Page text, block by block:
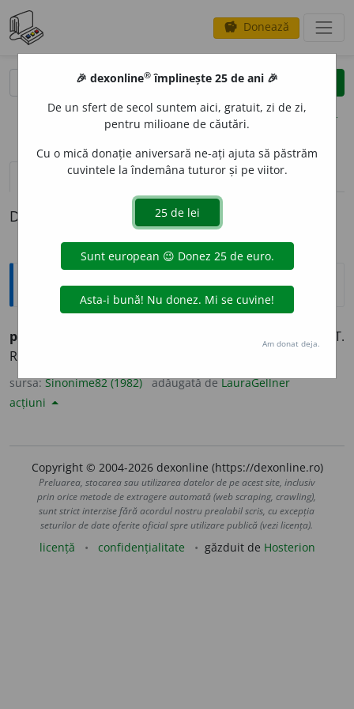
savings Donează
clear
opțiuni
definiții (1) pronunțievolume_up (2)
Definiția cu ID-ul 1017434:
Sinonime
persuas
INSISTENT. PERSEVERENT. PERSISTENT.
RĂZBĂTĂTOR. STATORNIC. STĂRUITOR. TENACE.
sursa:Sinonime82 (1982) adăugată deLauraGellner
acțiuni
Copyright © 2004-2026 dexonline (https://dexonline.ro)
Preluarea, stocarea sau utilizarea datelor de pe acest site, inclusiv
prin orice metode de extragere automată (web scraping, crawling),
sunt strict interzise fără acordul nostru prealabil scris, cu excepția
seturilor de date oferite oficial spre utilizare publică (vezi licența).
licență confidențialitate găzduit de Hosterion
🎉 dexonline® împlinește 25 de ani 🎉
De un sfert de secol suntem aici, gratuit, zi de zi,
pentru milioane de căutări.
Cu o mică donație aniversară ne-ați ajuta să păstrăm
cuvintele la îndemâna tuturor și pe viitor.
Am donat deja.